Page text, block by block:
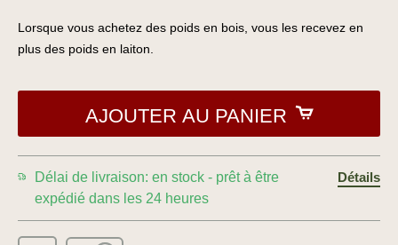
Lorsque vous achetez des poids en bois, vous les recevez en
plus des poids en laiton.
AJOUTER AU PANIER
Délai de livraison: en stock - prêt à être
expédié dans les 24 heures
Détails